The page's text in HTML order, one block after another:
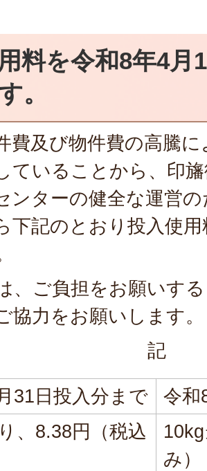
料を令和8年4月
。
費及び物件費の高騰
ていることから、印
ンターの健全な運営
下記のとおり投入使
、ご負担をお願いす
協力をお願いします。
記
31日投入分まで
令和
、8.38円（税込
み）